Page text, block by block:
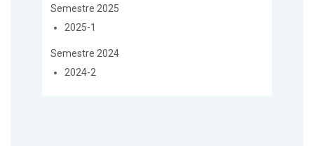
Semestre 2025
2025-1
Semestre 2024
2024-2